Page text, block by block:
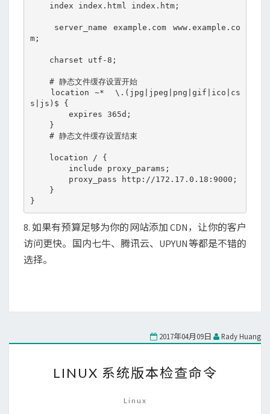
m;
s|js)$ {
8. 如果有预算足够为你的网站添加 CDN，让你的客户
访问更快。国内七牛、腾讯云、UPYUN等都是不错的
选择。
2017年04月09日 Rady Huang
系
版
LINUX 系统版本检查命令
Linux